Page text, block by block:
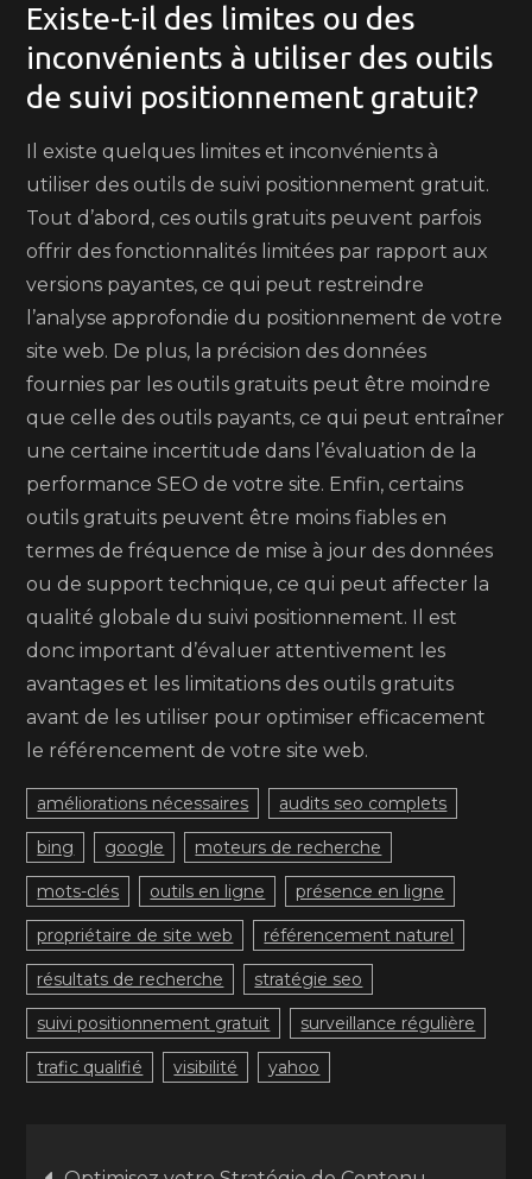
Existe-t-il des limites ou des
inconvénients à utiliser des outils
de suivi positionnement gratuit?
Il existe quelques limites et inconvénients à
utiliser des outils de suivi positionnement gratuit.
Tout d’abord, ces outils gratuits peuvent parfois
offrir des fonctionnalités limitées par rapport aux
versions payantes, ce qui peut restreindre
l’analyse approfondie du positionnement de votre
site web. De plus, la précision des données
fournies par les outils gratuits peut être moindre
que celle des outils payants, ce qui peut entraîner
une certaine incertitude dans l’évaluation de la
performance SEO de votre site. Enfin, certains
outils gratuits peuvent être moins fiables en
termes de fréquence de mise à jour des données
ou de support technique, ce qui peut affecter la
qualité globale du suivi positionnement. Il est
donc important d’évaluer attentivement les
avantages et les limitations des outils gratuits
avant de les utiliser pour optimiser efficacement
le référencement de votre site web.
améliorations nécessaires audits seo complets
bing google moteurs de recherche
mots-clés outils en ligne présence en ligne
propriétaire de site web référencement naturel
résultats de recherche stratégie seo
suivi positionnement gratuit surveillance régulière
trafic qualifié visibilité yahoo